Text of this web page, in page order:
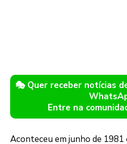
🎭 Quer receber notícias
Entre na
Aconteceu em junho de 1981